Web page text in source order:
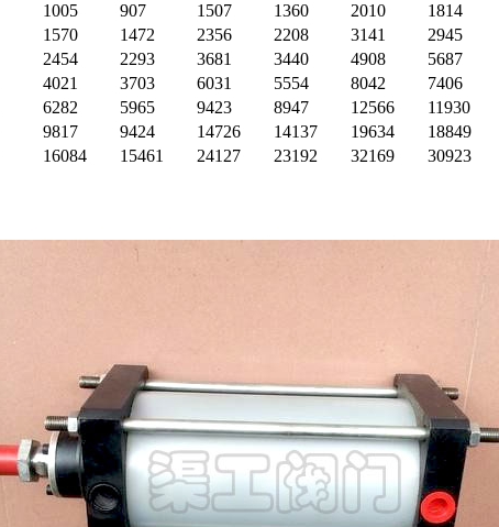
1005 907 1507 1360 2010 1814
1570 1472 2356 2208 3141 2945
2454 2293 3681 3440 4908 5687
4021 3703 6031 5554 8042 7406
6282 5965 9423 8947 12566 11930
9817 9424 14726 14137 19634 18849
16084 15461 24127 23192 32169 30923